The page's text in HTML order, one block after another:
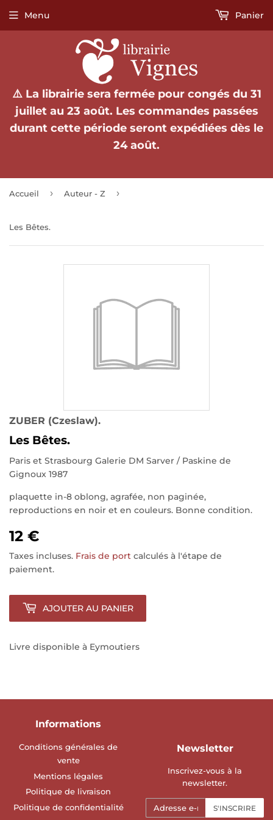
⚠️ La librairie sera fermée pour congés du 31
juillet au 23 août. Les commandes passées
durant cette période seront expédiées dès le
24 août.
Menu Panier
Accueil › Auteur - Z ›
Les Bêtes.
ZUBER (Czeslaw).
Les Bêtes.
Paris et Strasbourg Galerie DM Sarver / Paskine de
Gignoux 1987
plaquette in-8 oblong, agrafée, non paginée,
reproductions en noir et en couleurs. Bonne condition.
12 €
Taxes incluses. Frais de port calculés à l'étape de
paiement.
AJOUTER AU PANIER
Livre disponible à Eymoutiers
Informations
Conditions générales de
vente
Mentions légales
Politique de livraison
Politique de confidentialité
Newsletter
Inscrivez-vous à la
newsletter.
S'INSCRIRE